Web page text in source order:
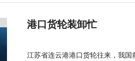
港口货轮装卸忙
江苏省连云港港口货轮往来，我